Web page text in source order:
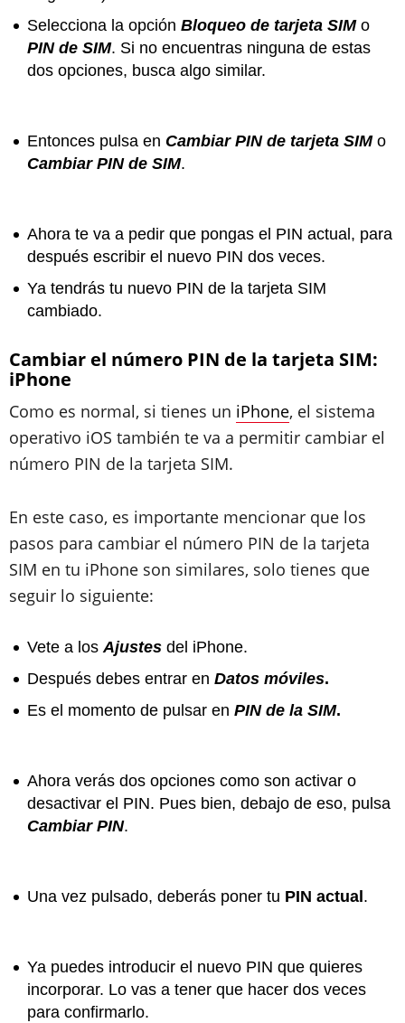
Selecciona la opción Bloqueo de tarjeta SIMo
PIN de SIM. Si no encuentras ninguna de estas
dos opciones, busca algo similar.
Entonces pulsa en Cambiar PIN de tarjeta SIMo
Cambiar PIN de SIM.
Ahora te va a pedir que pongas el PIN actual, para
después escribir el nuevo PIN dos veces.
Ya tendrás tu nuevo PIN de la tarjeta SIM
cambiado.
Cambiar el número PIN de la tarjeta SIM:
iPhone
Como es normal, si tienes un iPhone, el sistema
operativo iOS también te va a permitir cambiar el
número PIN de la tarjeta SIM.
En este caso, es importante mencionar que los
pasos para cambiar el número PIN de la tarjeta
SIM en tu iPhone son similares, solo tienes que
seguir lo siguiente:
Vete a losAjustes del iPhone.
Después debes entrar en Datos móviles.
Es el momento de pulsar en PIN de la SIM.
Ahora verás dos opciones como son activar o
desactivar el PIN. Pues bien, debajo de eso, pulsa
Cambiar PIN.
Una vez pulsado, deberás poner tu PIN actual .
Ya puedes introducir el nuevo PIN que quieres
incorporar. Lo vas a tener que hacer dos veces
para confirmarlo.